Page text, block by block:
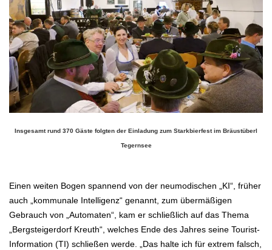
Insgesamt rund 370 Gäste folgten der Einladung zum Starkbierfest im Bräustüberl
Tegernsee
Einen weiten Bogen spannend von der neumodischen „KI“, früher
auch „kommunale Intelligenz“ genannt, zum übermäßigen
Gebrauch von „Automaten“, kam er schließlich auf das Thema
„Bergsteigerdorf Kreuth“, welches Ende des Jahres seine Tourist-
Information (TI) schließen werde. „Das halte ich für extrem falsch,